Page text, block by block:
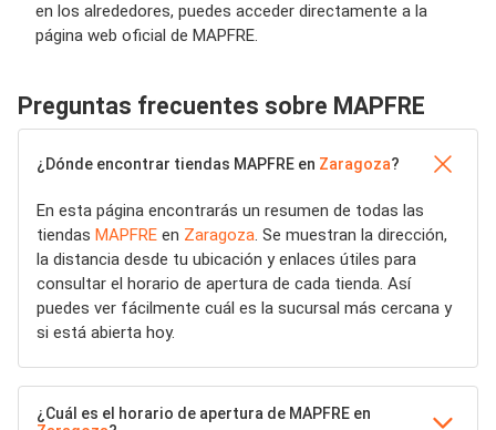
en los alrededores, puedes acceder directamente a la
página web oficial de MAPFRE.
Preguntas frecuentes sobre MAPFRE
¿Dónde encontrar tiendas MAPFRE en Zaragoza?
En esta página encontrarás un resumen de todas las
tiendas MAPFRE en Zaragoza. Se muestran la dirección,
la distancia desde tu ubicación y enlaces útiles para
consultar el horario de apertura de cada tienda. Así
puedes ver fácilmente cuál es la sucursal más cercana y
si está abierta hoy.
¿Cuál es el horario de apertura de MAPFRE en